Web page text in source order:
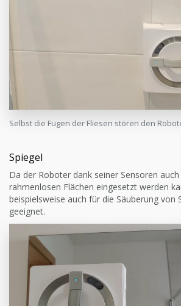
Selbst die Fugen der Fliesen stören den
Spiegel
Da der Roboter dank seiner Sensoren
rahmenlosen Flächen eingesetzt werden
beispielsweise auch für die Säuberung von
geeignet.